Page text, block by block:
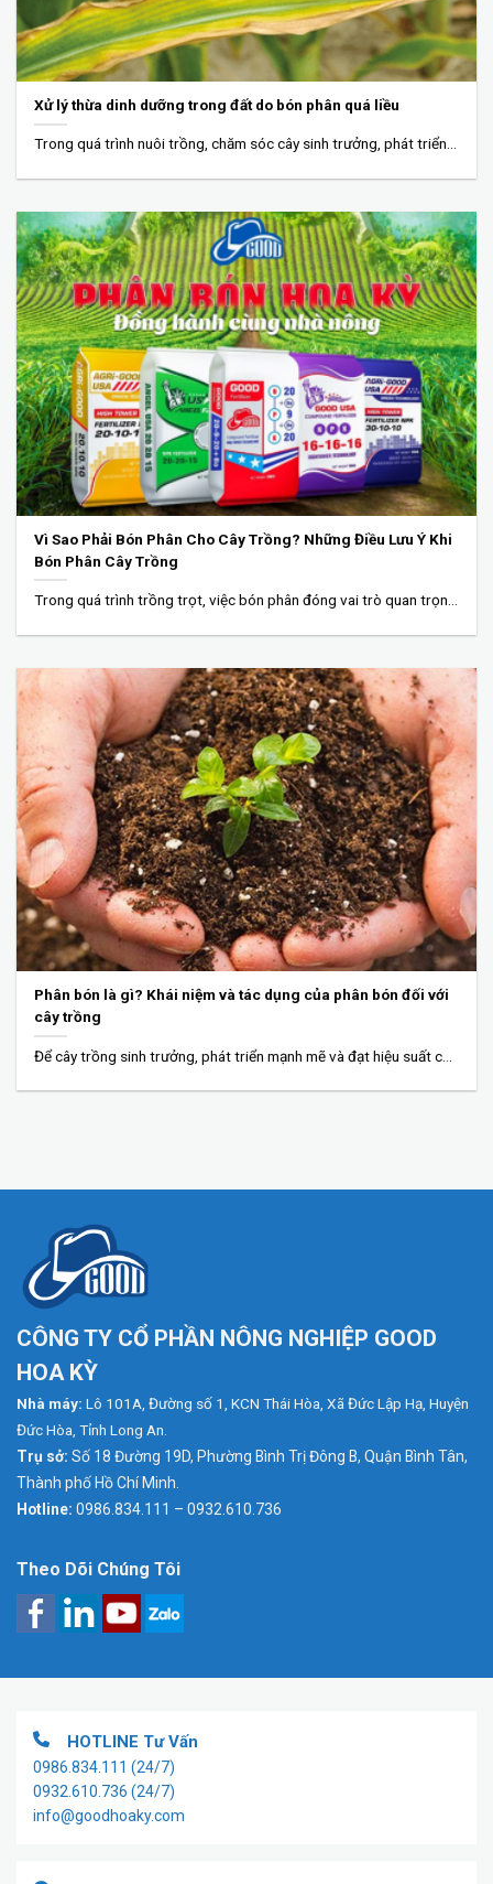
Xử lý thừa dinh dưỡng trong đất do bón phân quá liều
Trong quá trình nuôi trồng, chăm sóc cây sinh trưởng, phát triển thì việc bón...
Vì Sao Phải Bón Phân Cho Cây Trồng? Những Điều Lưu Ý Khi
Bón Phân Cây Trồng
Trong quá trình trồng trọt, việc bón phân đóng vai trò quan trọng nhằm đảm...
Phân bón là gì? Khái niệm và tác dụng của phân bón đối với
cây trồng
CÔNG TY CỔ PHẦN NÔNG NGHIỆP GOOD
HOA KỲ
Nhà máy: Lô 101A, Đường số 1, KCN Thái Hòa, Xã Đức Lập Hạ, Huyện
Đức Hòa, Tỉnh Long An.
Trụ sở: Số 18 Đường 19D, Phường Bình Trị Đông B, Quận Bình Tân,
Thành phố Hồ Chí Minh.
Hotline: 0986.834.111 – 0932.610.736
Theo Dõi Chúng Tôi
HOTLINE Tư Vấn
0986.834.111 (24/7)
0932.610.736 (24/7)
info@goodhoaky.com